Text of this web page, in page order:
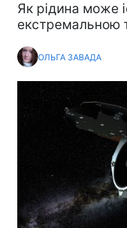
Як рідина може
екстремальною
ОЛЬГА ЗАВАДА